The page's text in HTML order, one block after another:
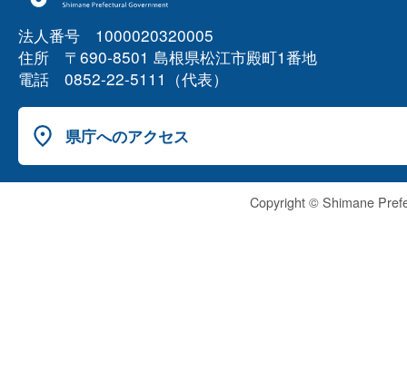
法人番号 1000020320005
住所 〒690-8501 島根県松江市殿町1番地
電話 0852-22-5111（代表）
県庁へのアクセス
Copyright © Shimane